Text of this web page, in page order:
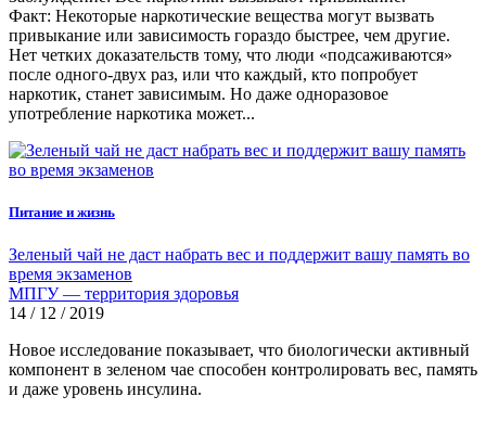
Факт: Некоторые наркотические вещества могут вызвать
привыкание или зависимость гораздо быстрее, чем другие.
Нет четких доказательств тому, что люди «подсаживаются»
после одного-двух раз, или что каждый, кто попробует
наркотик, станет зависимым. Но даже одноразовое
употребление наркотика может...
Питание и жизнь
Зеленый чай не даст набрать вес и поддержит вашу память во
время экзаменов
МПГУ — территория здоровья
14 / 12 / 2019
Новое исследование показывает, что биологически активный
компонент в зеленом чае способен контролировать вес, память
и даже уровень инсулина.